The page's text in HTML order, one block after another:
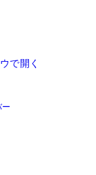
で開く